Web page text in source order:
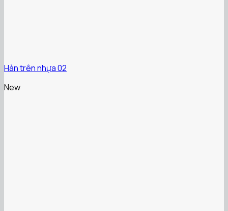
Hàn trên nhựa 02
New